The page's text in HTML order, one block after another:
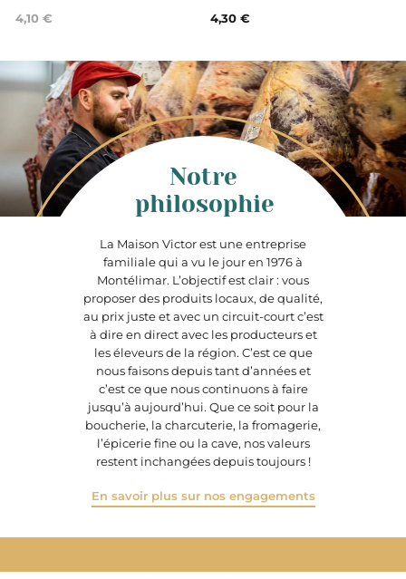
4,10 € 4,30 €
La Maison Victor est une entreprise
familiale qui a vu le jour en 1976 à
Montélimar. L’objectif est clair : vous
proposer des produits locaux, de qualité,
au prix juste et avec un circuit-court c’est
à dire en direct avec les producteurs et
les éleveurs de la région. C’est ce que
nous faisons depuis tant d’années et
c’est ce que nous continuons à faire
jusqu’à aujourd’hui. Que ce soit pour la
boucherie, la charcuterie, la fromagerie,
l’épicerie fine ou la cave, nos valeurs
restent inchangées depuis toujours !
En savoir plus sur nos engagements
Notre
philosophie